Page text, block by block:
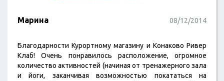
Марина 08/12/2014
Благодарности Курортному магазину и Конаково Ривер
Клаб! Очень понравилось расположение, огромное
количество активностей (начиная от тренажерного зала
и йоги, заканчивая возможностью покататься на